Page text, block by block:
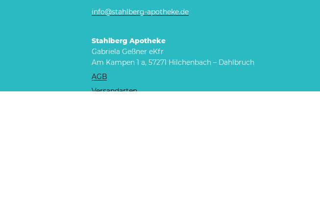
info@stahlberg-apotheke.de
Stahlberg Apotheke
Gabriela Geßner eKfr
Am Kampen 1 a, 57271 Hilchenbach – Dahlbruch
AGB
Versandarten